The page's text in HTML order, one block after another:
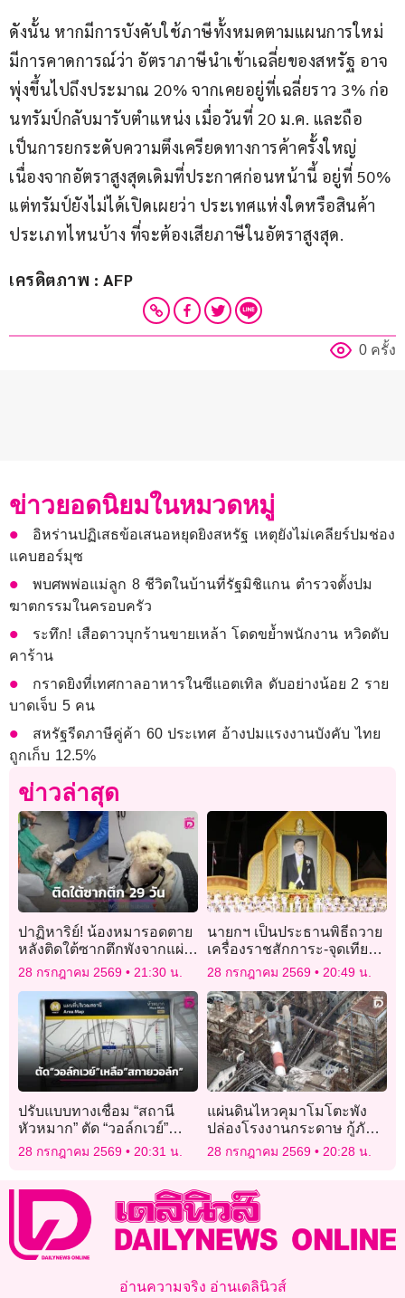
ดังนั้น หากมีการบังคับใช้ภาษีทั้งหมดตามแผนการใหม่
มีการคาดการณ์ว่า อัตราภาษีนำเข้าเฉลี่ยของสหรัฐ อาจ
พุ่งขึ้นไปถึงประมาณ 20% จากเคยอยู่ที่เฉลี่ยราว 3% ก่อ
นทรัมป์กลับมารับตำแหน่ง เมื่อวันที่ 20 ม.ค. และถือ
เป็นการยกระดับความตึงเครียดทางการค้าครั้งใหญ่
เนื่องจากอัตราสูงสุดเดิมที่ประกาศก่อนหน้านี้ อยู่ที่ 50%
แต่ทรัมป์ยังไม่ได้เปิดเผยว่า ประเทศแห่งใดหรือสินค้า
ประเภทไหนบ้าง ที่จะต้องเสียภาษีในอัตราสูงสุด.
เครดิตภาพ : AFP
0 ครั้ง
ข่าวยอดนิยมในหมวดหมู่
อิหร่านปฏิเสธข้อเสนอหยุดยิงสหรัฐ เหตุยังไม่เคลียร์ปมช่อง
แคบฮอร์มุซ
พบศพพ่อแม่ลูก 8 ชีวิตในบ้านที่รัฐมิชิแกน ตำรวจตั้งปม
ฆาตกรรมในครอบครัว
ระทึก! เสือดาวบุกร้านขายเหล้า โดดขย้ำพนักงาน หวิดดับ
คาร้าน
กราดยิงที่เทศกาลอาหารในซีแอตเทิล ดับอย่างน้อย 2 ราย
บาดเจ็บ 5 คน
สหรัฐรีดภาษีคู่ค้า 60 ประเทศ อ้างปมแรงงานบังคับ ไทย
ถูกเก็บ 12.5%
ข่าวล่าสุด
ปาฏิหาริย์! น้องหมารอดตาย
หลังติดใต้ซากตึกพังจากแผ่น
ดินไหวเวเนซุเอลานาน 29
28 กรกฎาคม 2569 21:30 น.
นายกฯ เป็นประธานพิธีถวาย
เครื่องราชสักการะ-จุดเทียน
ถวายพระพรชัยมงคลเฉลิม
พระชนมพรรษาพระบาท
สมเด็จพระเจ้าอยู่หัว
28 กรกฎาคม 2569 20:49 น.
ปรับแบบทางเชื่อม “สถานี
หัวหมาก” ตัด “วอล์กเวย์”
เหลือแค่ “สกายวอล์ก”
28 กรกฎาคม 2569 20:31 น.
แผ่นดินไหวคุมาโมโตะพัง
ปล่องโรงงานกระดาษ กู้ภัย
เร่งค้นหาผู้สูญหาย
28 กรกฎาคม 2569 20:28 น.
อ่านความจริง อ่านเดลินิวส์